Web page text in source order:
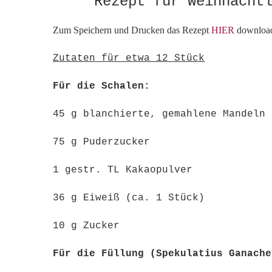
Zum Speichern und Drucken das Rezept HIER
Zutaten für etwa 12 Stück
Für die Schalen:
45 g blanchierte, gemahlene Mandeln
75 g Puderzucker
1 gestr. TL Kakaopulver
36 g Eiweiß (ca. 1 Stück)
10 g Zucker
Für die Füllung (Spekulatius